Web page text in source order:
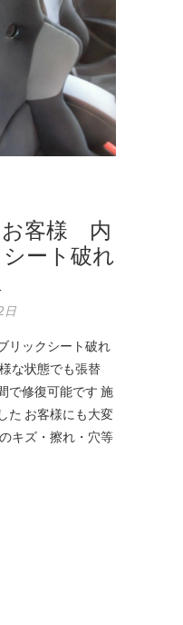
お客様 内
ート破れ
日
リックシート破れ
な状態でも張替
で修復可能です 施
た お客様にも大変
キズ・擦れ・穴等